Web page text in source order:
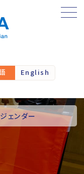
English
ェンダー